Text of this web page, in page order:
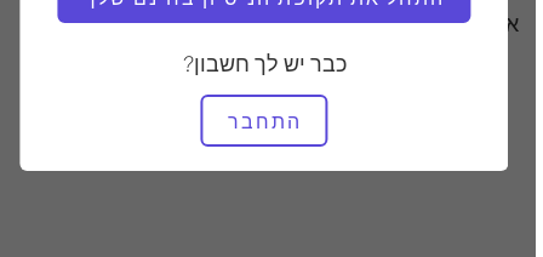
כבר יש לך חשבון?
התחבר
אימונים אחרים שאולי תאהבו